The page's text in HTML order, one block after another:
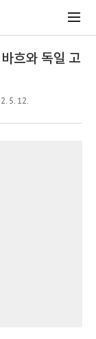
흐와 독일 고
5. 12.